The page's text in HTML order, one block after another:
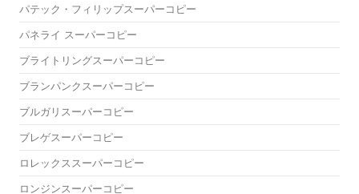
パテック・フィリップスーパーコピー
パネライ スーパーコピー
ブライトリングスーパーコピー
ブランパンクスーパーコピー
ブルガリスーパーコピー
ブレゲスーパーコピー
ロレックススーパーコピー
ロンジンスーパーコピー